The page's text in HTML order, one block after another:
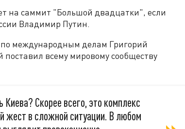
на саммит "Большой двадцатки", если
Владимир Путин.
международным делам Григорий
всему мировому сообществу
Киева? Скорее всего, это комплекс
жест в сложной ситуации. В любом